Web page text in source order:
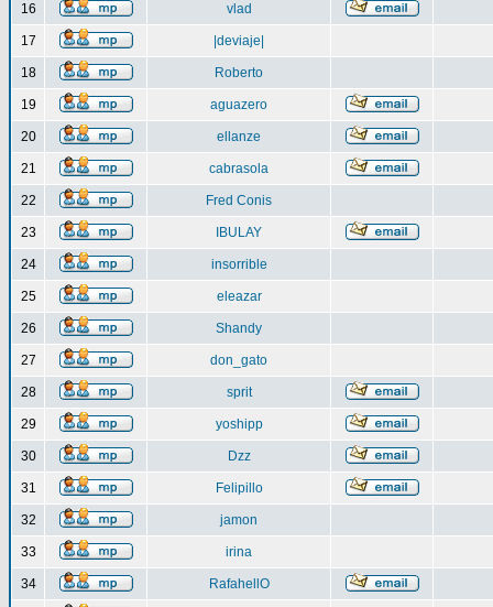
16 vlad
17 |deviaje|
18 Roberto
19 aguazero
20 ellanze
21 cabrasola
22 Fred Conis
23 IBULAY
24 insorrible
25 eleazar
26 Shandy
27 don_gato
28 sprit
29 yoshipp
30 Dzz
31 Felipillo
32 jamon
33 irina
34 RafahellO